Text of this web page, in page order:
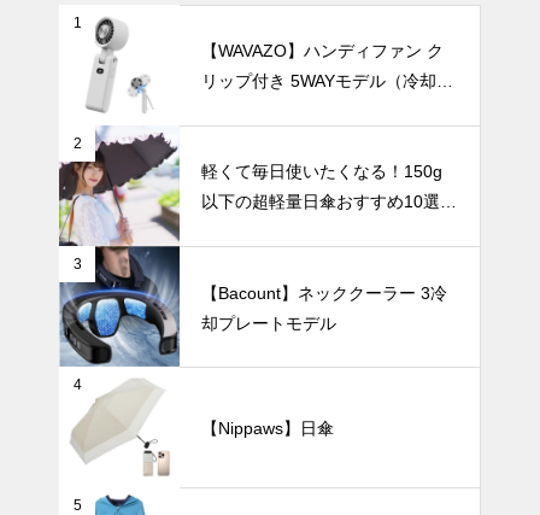
きな日傘5
【2025年最
新版】男性向
け日傘おすす
め5選｜大き
めサイズで強
風に強く、ビ
ジネスでも使
いやすい
テーブルウェア
北欧柄やムー
ミンと一緒
に、心癒やさ
れるティータ
イムを。小さ
な幸せを運ぶ
「小ぶりなボ
暑さ対策
1
【WAVAZO】ハンディファン ク
リップ付き 5WAYモデル（冷却プ
2
軽くて毎日使いたくなる！150g
以下の超軽量日傘おすすめ10選
3
【Bacount】ネッククーラー 3冷
却プレートモデル
4
【Nippaws】日傘
5